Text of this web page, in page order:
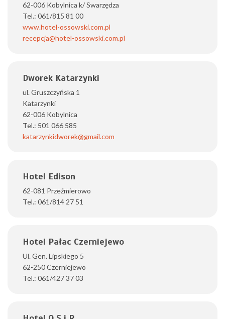
62-006 Kobylnica k/ Swarzędza
Tel.: 061/815 81 00
www.hotel-ossowski.com.pl
recepcja@hotel-ossowski.com.pl
Dworek Katarzynki
ul. Gruszczyńska 1
Katarzynki
62-006 Kobylnica
Tel.: 501 066 585
katarzynkidworek@gmail.com
Hotel Edison
62-081 Przeźmierowo
Tel.: 061/814 27 51
Hotel Pałac Czerniejewo
Ul. Gen. Lipskiego 5
62-250 Czerniejewo
Tel.: 061/427 37 03